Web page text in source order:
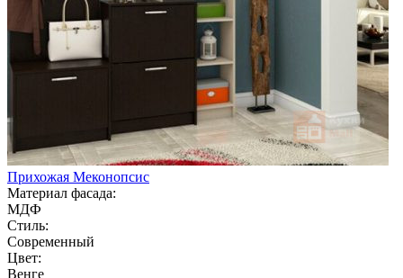
Прихожая Меконопсис
Материал фасада:
МДФ
Стиль:
Современный
Цвет:
Венге